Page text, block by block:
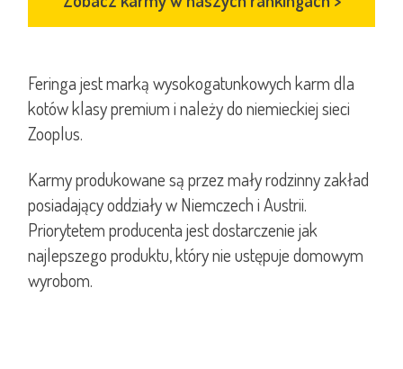
Feringa jest marką wysokogatunkowych karm dla
kotów klasy premium i należy do niemieckiej sieci
Zooplus.
Karmy produkowane są przez mały rodzinny zakład
posiadający oddziały w Niemczech i Austrii.
Priorytetem producenta jest dostarczenie jak
najlepszego produktu, który nie ustępuje domowym
wyrobom.